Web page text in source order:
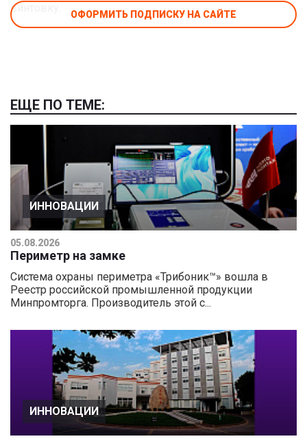
винтовку.
ОФОРМИТЬ ПОДПИСКУ НА САЙТЕ
ЕЩЕ ПО ТЕМЕ:
ИННОВАЦИИ
05.08.2026
Периметр на замке
Система охраны периметра «Трибоник™» вошла в
Реестр российской промышленной продукции
Минпромторга. Производитель этой с...
ИННОВАЦИИ